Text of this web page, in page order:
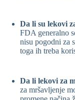
Da li su lekovi
FDA generalno
nisu pogodni za
toga ih treba
Da li lekovi za
za mršavljenje